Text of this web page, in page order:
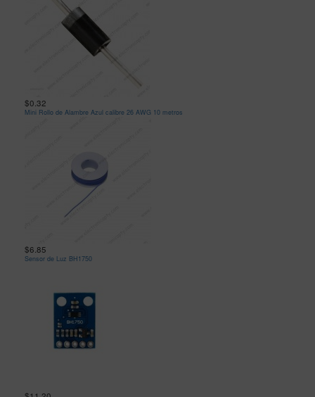
$0.32
Mini Rollo de Alambre Azul calibre 26 AWG 10 metros
$6.85
Sensor de Luz BH1750